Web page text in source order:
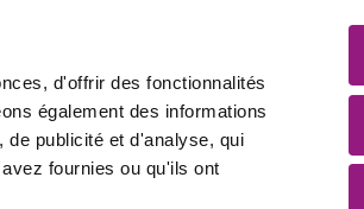
d'offrir des fonctionnalités
également des informations
publicité et d'analyse, qui
fournies ou qu'ils ont